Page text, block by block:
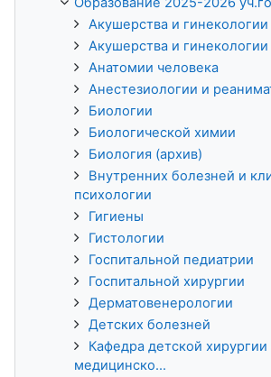
Акушерства и
Акушерства и
Анатомии человека
Анестезиологии и
Биологии
Биологической химии
Биология (архив)
Внутренних болезней и
психологии
Гигиены
Гистологии
Госпитальной педиатрии
Госпитальной хирургии
Дерматовенерологии
Детских болезней
Кафедра детской
медицинско...